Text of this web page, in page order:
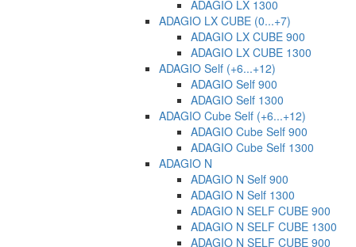
ADAGIO LX 1300
ADAGIO LX CUBE (0...+7)
ADAGIO LX CUBE 900
ADAGIO LX CUBE 1300
ADAGIO Self (+6...+12)
ADAGIO Self 900
ADAGIO Self 1300
ADAGIO Cube Self (+6...+12)
ADAGIO Cube Self 900
ADAGIO Cube Self 1300
ADAGIO N
ADAGIO N Self 900
ADAGIO N Self 1300
ADAGIO N SELF CUBE 900
ADAGIO N SELF CUBE 1300
ADAGIO N SELF CUBE 900